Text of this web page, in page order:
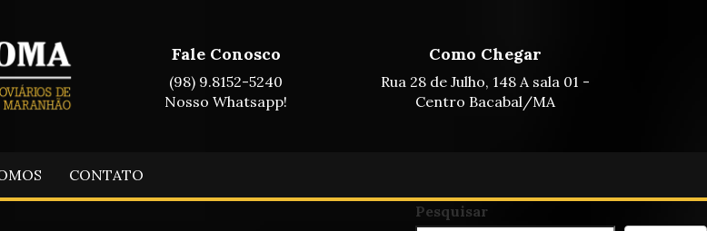
Fale Conosco
(98) 9.8152-5240
Nosso Whatsapp!
Como Chegar
Rua 28 de Julho, 148 A sala 01 -
Centro Bacabal/MA
CONTATO
Pesquisar